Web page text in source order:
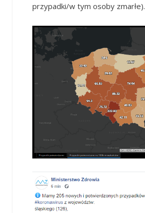
przypadki/w tym osoby zmarłe).